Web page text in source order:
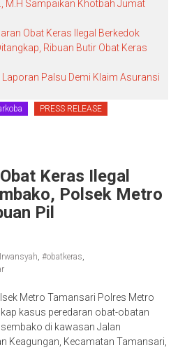
M.H Sampaikan Khotbah Jumat
Obat Keras Ilegal Berkedok
Ribuan Butir Obat Keras
Palsu Demi Klaim Asuransi
PRESS RELEASE
Keras Ilegal
Polsek Metro
Pil
,#obatkeras
Metro Tamansari Polres Metro
kasus peredaran obat-obatan
di kawasan Jalan
Keagungan, Kecamatan Tamansari,